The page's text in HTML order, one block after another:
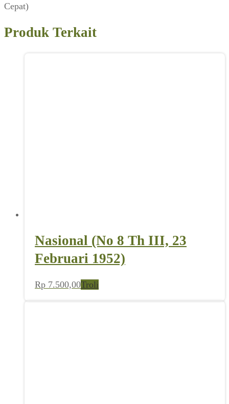
Cepat)
Produk Terkait
Nasional (No 8 Th III, 23
Februari 1952)
Rp 7.500,00Troli